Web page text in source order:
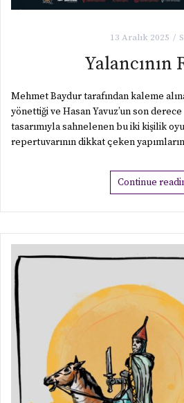
13 Aralık 2025
Yalancının
Mehmet Baydur tarafından kaleme
yönettiği ve Hasan Yavuz’un son
repertuvarının dikkat çeken